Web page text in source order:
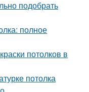
подобрать
полное
потолков в
потолка